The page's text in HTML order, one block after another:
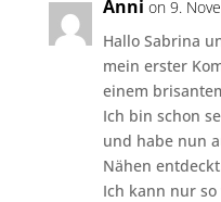
Anni on 9.
Hallo Sabrina
mein erster
einem
Ich bin schon
und habe nun
Nähen
Ich kann nur so